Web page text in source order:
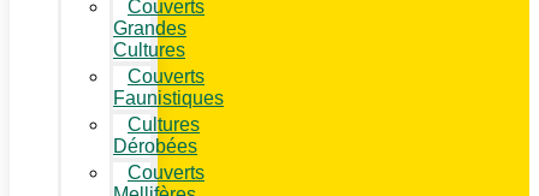
Couverts
Grandes
Cultures
Couverts
Faunistiques
Cultures
Dérobées
Couverts